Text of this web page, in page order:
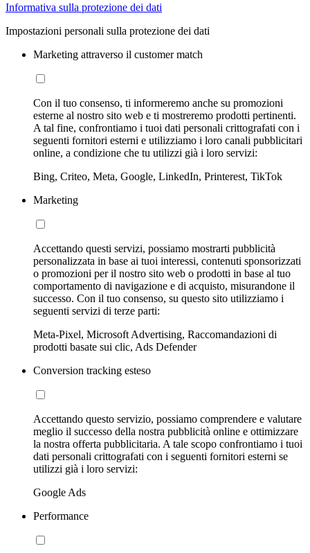
Informativa sulla protezione dei dati
Impostazioni personali sulla protezione dei dati
Marketing attraverso il customer match
Con il tuo consenso, ti informeremo anche su promozioni
esterne al nostro sito web e ti mostreremo prodotti pertinenti.
A tal fine, confrontiamo i tuoi dati personali crittografati con i
seguenti fornitori esterni e utilizziamo i loro canali pubblicitari
online, a condizione che tu utilizzi già i loro servizi:
Bing, Criteo, Meta, Google, LinkedIn, Printerest, TikTok
Marketing
Accettando questi servizi, possiamo mostrarti pubblicità
personalizzata in base ai tuoi interessi, contenuti sponsorizzati
o promozioni per il nostro sito web o prodotti in base al tuo
comportamento di navigazione e di acquisto, misurandone il
successo. Con il tuo consenso, su questo sito utilizziamo i
seguenti servizi di terze parti:
Meta-Pixel, Microsoft Advertising, Raccomandazioni di
prodotti basate sui clic, Ads Defender
Conversion tracking esteso
Accettando questo servizio, possiamo comprendere e valutare
meglio il successo della nostra pubblicità online e ottimizzare
la nostra offerta pubblicitaria. A tale scopo confrontiamo i tuoi
dati personali crittografati con i seguenti fornitori esterni se
utilizzi già i loro servizi:
Google Ads
Performance